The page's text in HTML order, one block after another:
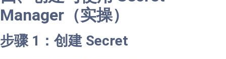
Manager（实操）
步骤 1：创建 Secret